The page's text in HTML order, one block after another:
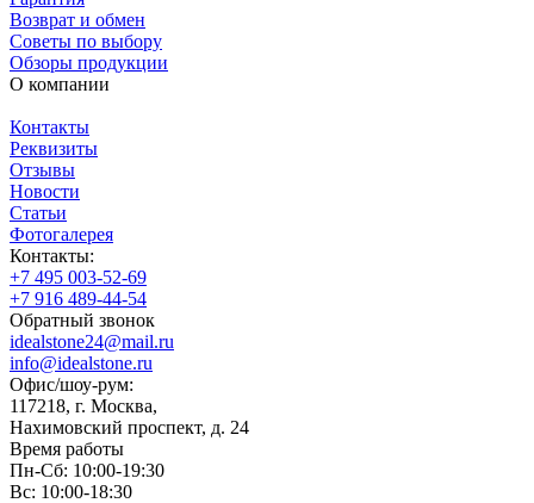
Возврат и обмен
Советы по выбору
Обзоры продукции
О компании
Контакты
Реквизиты
Отзывы
Новости
Статьи
Фотогалерея
Контакты:
+7 495 003-52-69
+7 916 489-44-54
Обратный звонок
idealstone24@mail.ru
info@idealstone.ru
Офис/шоу-рум:
117218, г. Москва,
Нахимовский проспект, д. 24
Время работы
Пн-Сб: 10:00-19:30
Вс: 10:00-18:30